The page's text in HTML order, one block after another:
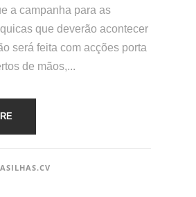
a campanha para as
que deverão acontecer
será feita com acções porta
de mãos,...